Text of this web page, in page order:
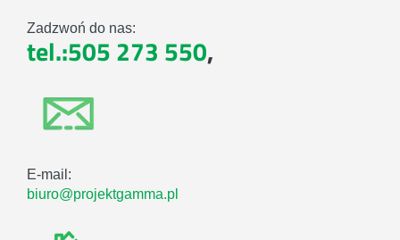
Zadzwoń do nas:
tel.:505 273 550,
E-mail:
biuro@projektgamma.pl